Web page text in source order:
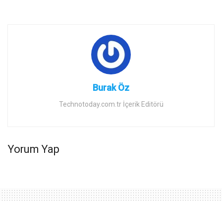
Burak Öz
Technotoday.com.tr İçerik Editörü
Yorum Yap